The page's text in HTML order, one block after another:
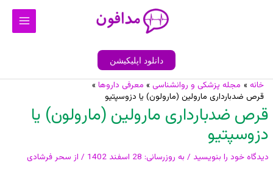
Main
دانلود اپلیکیشن
خانه مجله پزشکی و روانشناسی
معرفی داروها
قرص ضدبارداری مارولین (مارولون) یا دزوسپتیو
قرص ضدبارداری مارولین (مارولون) یا
دزوسپتیو
دیدگاه‌ خود را بنویسید / به روزرسانی: / از سحر فرشادی
پیمایش
نوشته